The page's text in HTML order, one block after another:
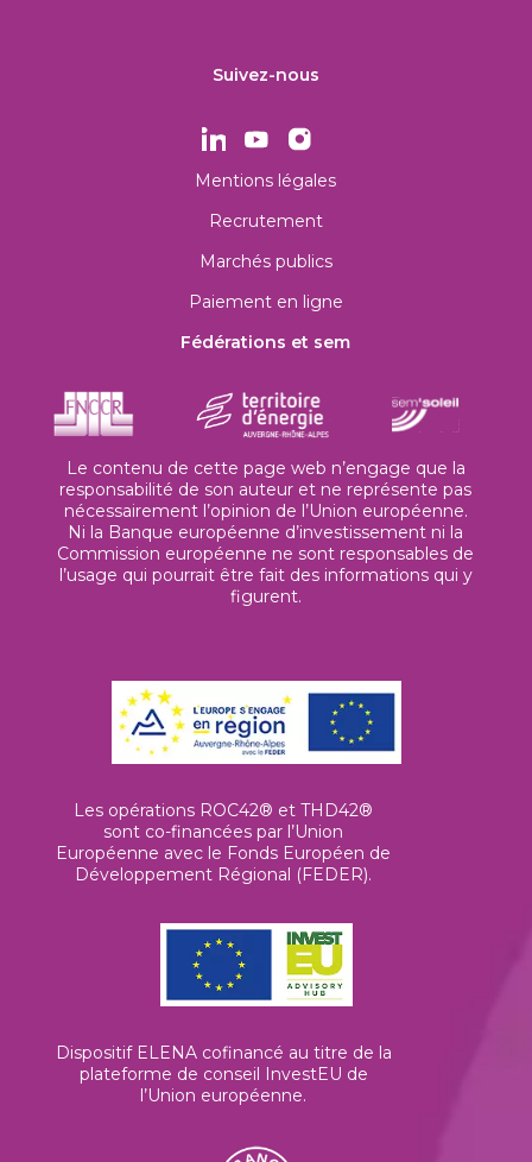
Suivez-nous
Mentions légales
Recrutement
Marchés publics
Paiement en ligne
Fédérations et sem
Le contenu de cette page web n’engage que la
responsabilité de son auteur et ne représente pas
nécessairement l’opinion de l’Union européenne.
Ni la Banque européenne d’investissement ni la
Commission européenne ne sont responsables de
l’usage qui pourrait être fait des informations qui y
figurent.
Les opérations ROC42® et THD42®
sont co-financées par l’Union
Européenne avec le Fonds Européen de
Développement Régional (FEDER).
Dispositif ELENA cofinancé au titre de la
plateforme de conseil InvestEU de
l’Union européenne.